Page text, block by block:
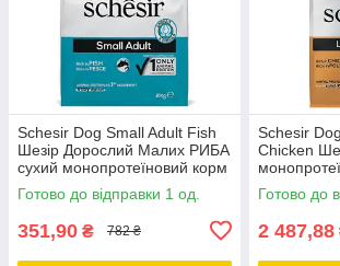
Schesir Dog Small Adult Fish
Шезір Дорослий Малих РИБА
сухий монопротеїновий корм
для собак Малих порід
2кг_ДО 11.10.25
Готово до відправки 1 од.
351,90 ₴ 782 ₴
Schesir
Chicken
собак
Готово до
2 487,88